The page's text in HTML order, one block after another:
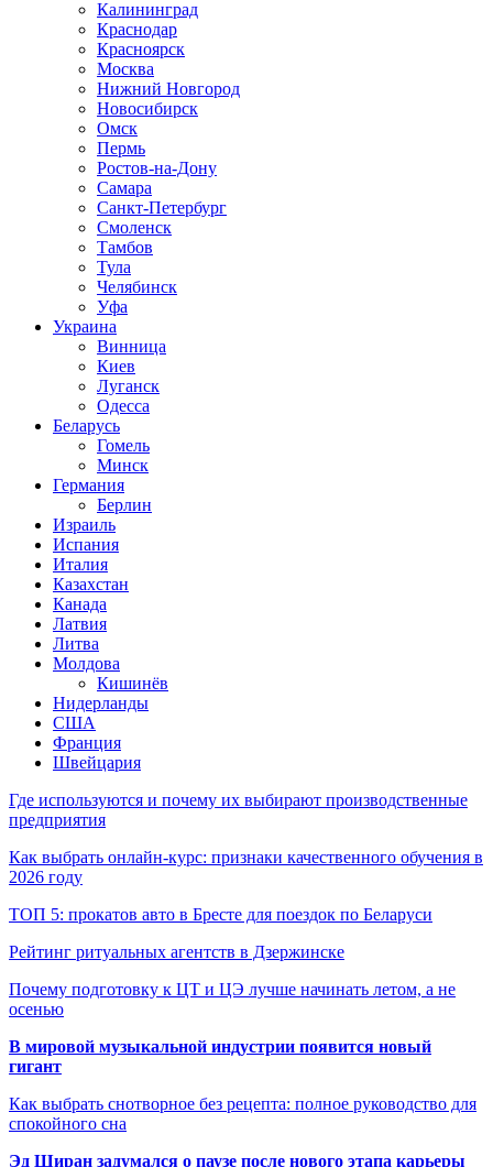
Калининград
Краснодар
Красноярск
Москва
Нижний Новгород
Новосибирск
Омск
Пермь
Ростов-на-Дону
Самара
Санкт-Петербург
Смоленск
Тамбов
Тула
Челябинск
Уфа
Украина
Винница
Киев
Луганск
Одесса
Беларусь
Гомель
Минск
Германия
Берлин
Израиль
Испания
Италия
Казахстан
Канада
Латвия
Литва
Молдова
Кишинёв
Нидерланды
США
Франция
Швейцария
Где используются и почему их выбирают производственные
предприятия
Как выбрать онлайн-курс: признаки качественного обучения в
2026 году
ТОП 5: прокатов авто в Бресте для поездок по Беларуси
Рейтинг ритуальных агентств в Дзержинске
Почему подготовку к ЦТ и ЦЭ лучше начинать летом, а не
осенью
В мировой музыкальной индустрии появится новый
гигант
Как выбрать снотворное без рецепта: полное руководство для
спокойного сна
Эд Ширан задумался о паузе после нового этапа карьеры